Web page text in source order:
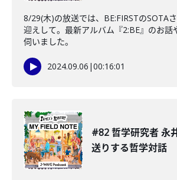
8/29(木)の放送では、BE:FIRSTのSOTA
迎えして。最新アルバム『2:BE』のお話
伺いました。
2024.09.06 |00:16:01
#82 哲学研究者 永
送りする哲学対話